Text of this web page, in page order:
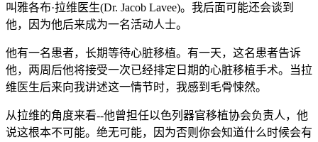
叫雅各布·拉维医生(Dr. Jacob Lavee)。我后面可能还会谈到
他，因为他后来成为一名活动人士。
他有一名患者，长期等待心脏移植。有一天，这名患者告诉
他，两周后他将接受一次已经排定日期的心脏移植手术。当拉
维医生后来向我讲述这一情节时，我感到毛骨悚然。
从拉维的角度来看--他曾担任以色列器官移植协会负责人，他
说这根本不可能。绝无可能，因为否则你会知道什么时候会有